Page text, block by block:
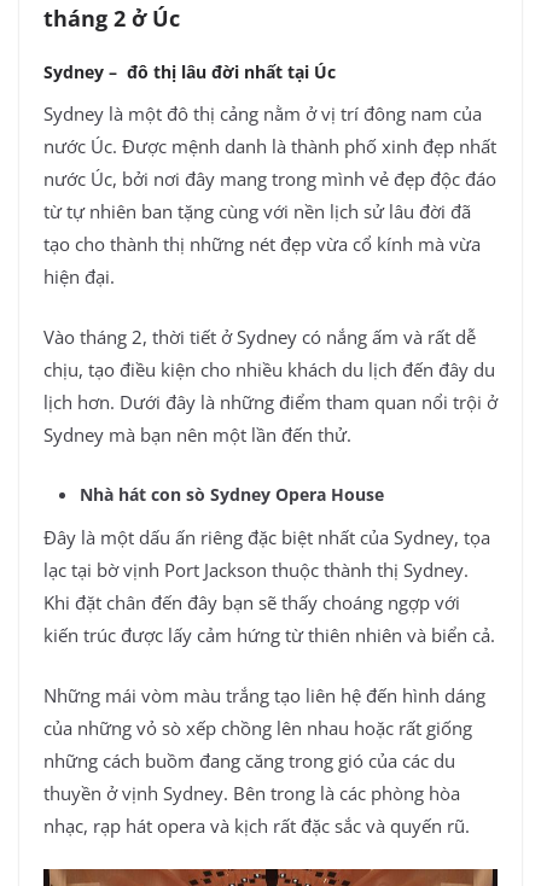
tháng 2 ở Úc
Sydney – đô thị lâu đời nhất tại Úc
Sydney là một đô thị cảng nằm ở vị trí đông nam của
nước Úc. Được mệnh danh là thành phố xinh đẹp nhất
nước Úc, bởi nơi đây mang trong mình vẻ đẹp độc đáo
từ tự nhiên ban tặng cùng với nền lịch sử lâu đời đã
tạo cho thành thị những nét đẹp vừa cổ kính mà vừa
hiện đại.
Vào tháng 2, thời tiết ở Sydney có nắng ấm và rất dễ
chịu, tạo điều kiện cho nhiều khách du lịch đến đây du
lịch hơn. Dưới đây là những điểm tham quan nổi trội ở
Sydney mà bạn nên một lần đến thử.
Nhà hát con sò Sydney Opera House
Đây là một dấu ấn riêng đặc biệt nhất của Sydney, tọa
lạc tại bờ vịnh Port Jackson thuộc thành thị Sydney.
Khi đặt chân đến đây bạn sẽ thấy choáng ngợp với
kiến trúc được lấy cảm hứng từ thiên nhiên và biển cả.
Những mái vòm màu trắng tạo liên hệ đến hình dáng
của những vỏ sò xếp chồng lên nhau hoặc rất giống
những cách buồm đang căng trong gió của các du
thuyền ở vịnh Sydney. Bên trong là các phòng hòa
nhạc, rạp hát opera và kịch rất đặc sắc và quyến rũ.